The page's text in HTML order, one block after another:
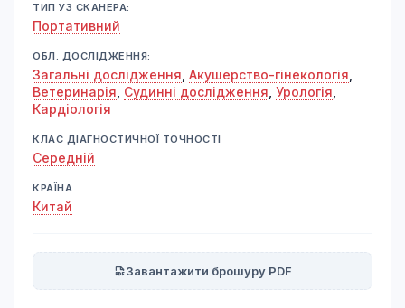
ТИП УЗ СКАНЕРА:
Портативний
ОБЛ. ДОСЛІДЖЕННЯ:
Загальні дослідження Акушерство-гінекологія
Ветеринарія Судинні дослідження Урологія
Кардіологія
КЛАС ДІАГНОСТИЧНОЇ ТОЧНОСТІ
Середній
КРАЇНА
Китай
Завантажити брошуру PDF